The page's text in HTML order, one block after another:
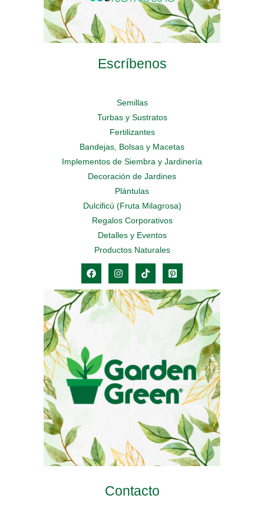
Escríbenos
Semillas
Turbas y Sustratos
Fertilizantes
Bandejas, Bolsas y Macetas
Implementos de Siembra y Jardinería
Decoración de Jardines
Plántulas
Dulcificú (Fruta Milagrosa)
Regalos Corporativos
Detalles y Eventos
Productos Naturales
Contacto